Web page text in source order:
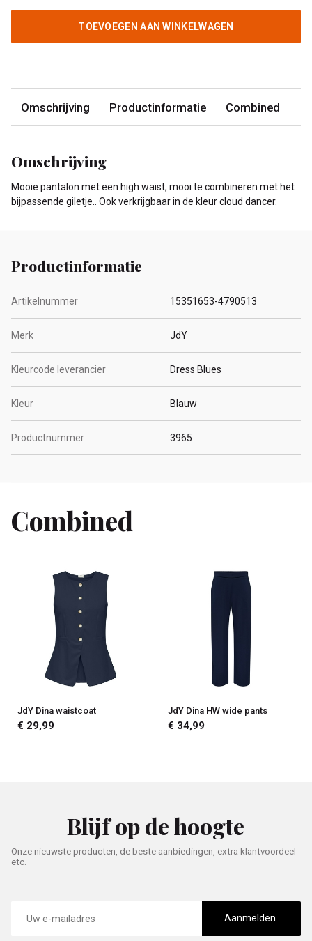
TOEVOEGEN AAN WINKELWAGEN
Omschrijving Productinformatie Combined
Omschrijving
Mooie pantalon met een high waist, mooi te combineren met het
bijpassende giletje.. Ook verkrijgbaar in de kleur cloud dancer.
Productinformatie
Artikelnummer 15351653-4790513
Merk JdY
Kleurcode leverancier Dress Blues
Kleur Blauw
Productnummer 3965
Combined
JdY Dina waistcoat
€ 29,99
JdY Dina HW wide pants
€ 34,99
Blijf op de hoogte
Onze nieuwste producten, de beste aanbiedingen, extra klantvoordeel
etc.
mailadres
Aanmelden